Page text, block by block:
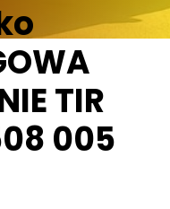
TIR
005